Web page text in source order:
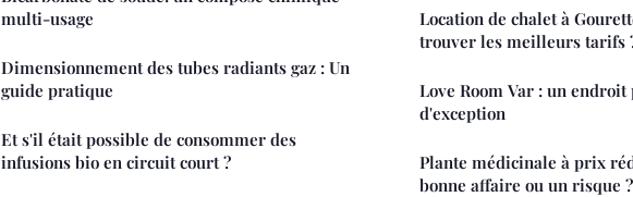
multi-usage
Dimensionnement des tubes radiants gaz : Un
guide pratique
Et s'il était possible de consommer des
infusions bio en circuit court ?
Location de chalet à
trouver les meilleurs tarifs
Love Room Var : un endroit
d'exception
Plante médicinale à prix
bonne affaire ou un risque ?